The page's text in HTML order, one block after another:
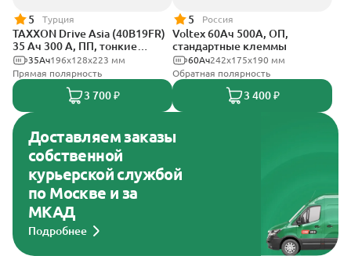
5 Турция
TAXXON Drive Asia (40B19FR)
35 Ач 300 А, ПП, тонкие
клеммы196х128х223 мм
35Ач
Прямая полярность
3 700 ₽
5 Россия
Voltex 60Ач 500А, ОП,
стандартные клеммы
242х175х190 мм
60Ач
Обратная полярность
3 400 ₽
Доставляем заказы
собственной
курьерской службой
по Москве и за
МКАД
Подробнее